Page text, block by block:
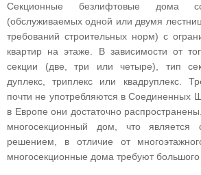
Секционные безлифтовые дома
(обслуживаемых одной или двумя
требований строительных норм) с
квартир на этаже. В зависимости от
секции (две, три или четыре), тип
дуплекс, триплекс или квадруплекс.
почти не употребляются в Соединенных
в Европе они достаточно
многосекционный дом, что является
решением, в отличие от
многосекционные дома требуют большого